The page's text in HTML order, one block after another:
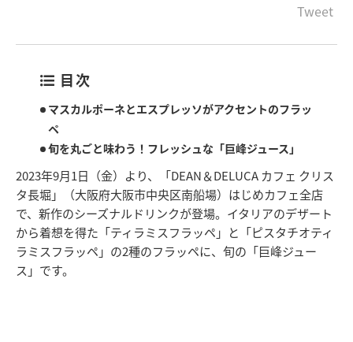
Tweet
目次
マスカルポーネとエスプレッソがアクセントのフラッ
ペ
旬を丸ごと味わう！フレッシュな「巨峰ジュース」
2023年9月1日（金）より、「DEAN＆DELUCA カフェ クリス
タ長堀」（大阪府大阪市中央区南船場）はじめカフェ全店
で、新作のシーズナルドリンクが登場。イタリアのデザート
から着想を得た「ティラミスフラッペ」と「ピスタチオティ
ラミスフラッペ」の2種のフラッペに、旬の「巨峰ジュー
ス」です。